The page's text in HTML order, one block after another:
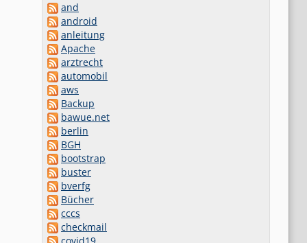
and
android
anleitung
Apache
arztrecht
automobil
aws
Backup
bawue.net
berlin
BGH
bootstrap
buster
bverfg
Bücher
cccs
checkmail